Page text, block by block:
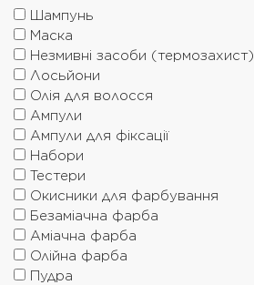
Шампунь
Маска
Незмивні засоби (термозахист)
Лосьйони
Олія для волосся
Ампули
Ампули для фіксації
Набори
Тестери
Окисники для фарбування
Безаміачна фарба
Аміачна фарба
Олійна фарба
Пудра